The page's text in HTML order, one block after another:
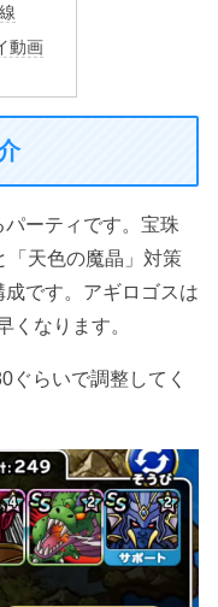
動画
ーティです。宝珠
「天色の魔晶」対策
です。アギロゴスは
くなります。
ぐらいで調整してく